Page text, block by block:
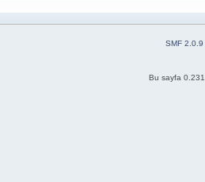
SMF 2.0.9
Bu sayfa